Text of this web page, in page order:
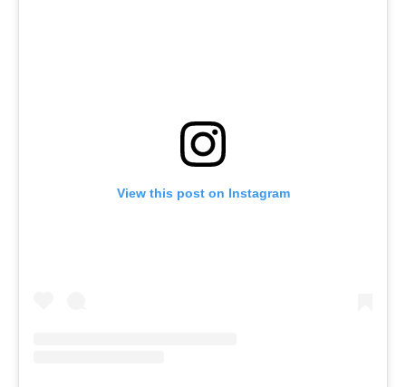
View this post on Instagram